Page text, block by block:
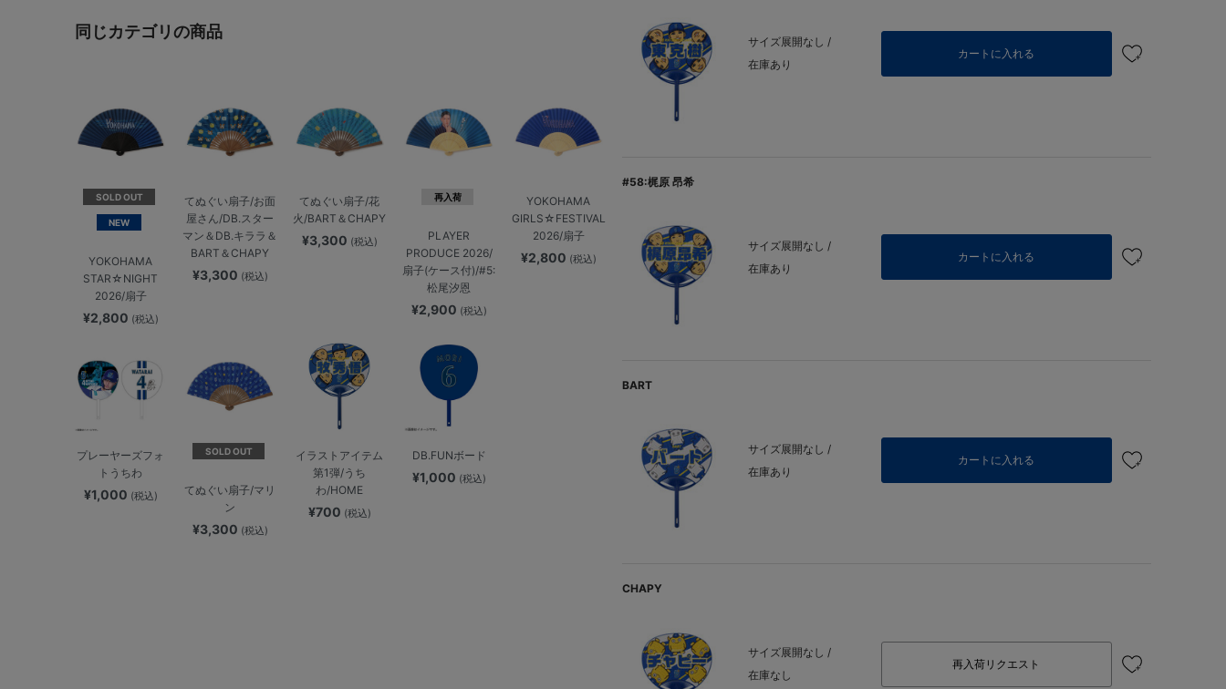
同じカテゴリの商品
SOLD OUT
NEW
YOKOHAMA
STAR☆NIGHT
2026/扇子
¥2,800 (税込)
てぬぐい扇子/お面
屋さん/DB.スター
マン＆DB.キララ＆
BART＆CHAPY
¥3,300 (税込)
てぬぐい扇子/花
火/BART＆CHAPY
¥3,300 (税込)
再入荷
PLAYER
PRODUCE 2026/
扇子(ケース付)/#5:
松尾汐恩
¥2,900 (税込)
YOKOHAMA
GIRLS☆FESTIVAL
2026/扇子
¥2,800 (税込)
プレーヤーズフォ
トうちわ
¥1,000 (税込)
SOLD OUT
てぬぐい扇子/マリ
ン
¥3,300 (税込)
イラストアイテム
第1弾/うち
わ/HOME
¥700 (税込)
DB.FUNボード
¥1,000 (税込)
サイズ展開なし /
在庫あり
カートに入れる
#58:梶原 昂希
サイズ展開なし /
在庫あり
カートに入れる
BART
サイズ展開なし /
在庫あり
カートに入れる
CHAPY
サイズ展開なし /
在庫なし
再入荷リクエスト